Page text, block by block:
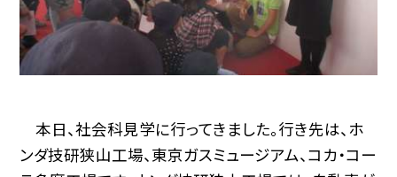
本日、社会科見学に行ってきました。行き先は、ホ
ンダ技研狭山工場、東京ガスミュージアム、コカ・コー